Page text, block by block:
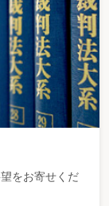
をお寄せくだ